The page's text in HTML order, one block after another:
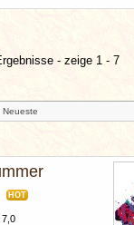
- zeige 1 - 7
HOT
7,0